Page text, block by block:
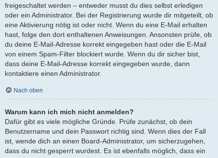
freigeschaltet werden – entweder musst du dies selbst erledigen
oder ein Administrator. Bei der Registrierung wurde dir mitgeteilt, ob
eine Aktivierung nötig ist oder nicht. Wenn du eine E-Mail erhalten
hast, folge den dort enthaltenen Anweisungen. Ansonsten prüfe, ob
du deine E-Mail-Adresse korrekt eingegeben hast oder die E-Mail
von einem Spam-Filter blockiert wurde. Wenn du dir sicher bist,
dass deine E-Mail-Adresse korrekt eingegeben wurde, dann
kontaktiere einen Administrator.
Nach oben
Warum kann ich mich nicht anmelden?
Dafür gibt es viele mögliche Gründe. Prüfe zunächst, ob dein
Benutzername und dein Passwort richtig sind. Wenn dies der Fall
ist, wende dich an einen Board-Administrator, um sicherzugehen,
dass du nicht gesperrt wurdest. Es ist ebenfalls möglich, dass ein